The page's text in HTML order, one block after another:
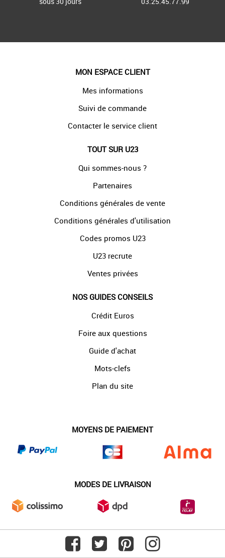
MON ESPACE CLIENT
Mes informations
Suivi de commande
Contacter le service client
TOUT SUR U23
Qui sommes-nous ?
Partenaires
Conditions générales de vente
Conditions générales d'utilisation
Codes promos U23
U23 recrute
Ventes privées
NOS GUIDES CONSEILS
Crédit Euros
Foire aux questions
Guide d'achat
Mots-clefs
Plan du site
MOYENS DE PAIEMENT
MODES DE LIVRAISON